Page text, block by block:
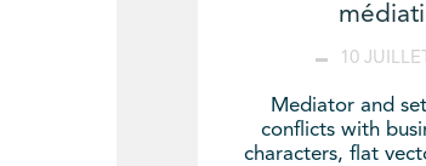
10
Mediator and
conflicts with
characters, flat